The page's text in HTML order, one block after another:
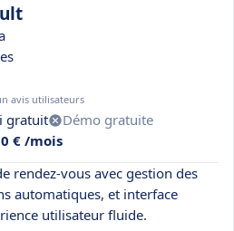
avis utilisateurs
gratuit
Démo gratuite
€ /mois
rendez-vous avec gestion des
automatiques, et interface
utilisateur fluide.